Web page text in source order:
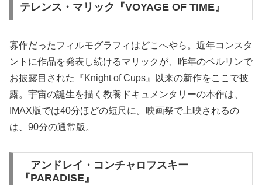
テレンス・マリック『VOYAGE OF TIME』
寡作だったフィルモグラフィはどこへやら。近年コンスタ
ントに作品を発表し続けるマリックが、昨年のベルリンで
お披露目された『Knight of Cups』以来の新作をここで披
露。宇宙の誕生を描く教養ドキュメンタリーの本作は、
IMAX版では40分ほどの短尺に。映画祭で上映されるの
は、90分の通常版。
アンドレイ・コンチャロフスキー
『PARADISE』